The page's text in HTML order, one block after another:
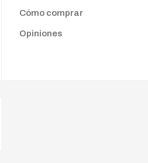
Cómo comprar
Opiniones